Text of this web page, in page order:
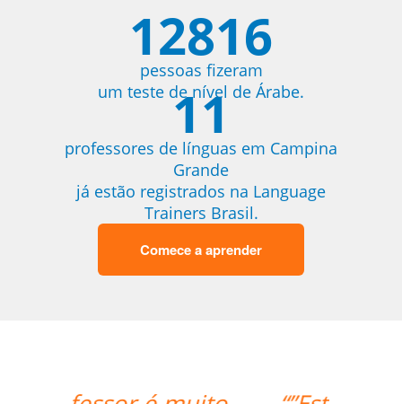
12816
pessoas fizeram
um teste de nível de Árabe.
11
professores de línguas em Campina
Grande
já estão registrados na Language
Trainers Brasil.
Comece a aprender